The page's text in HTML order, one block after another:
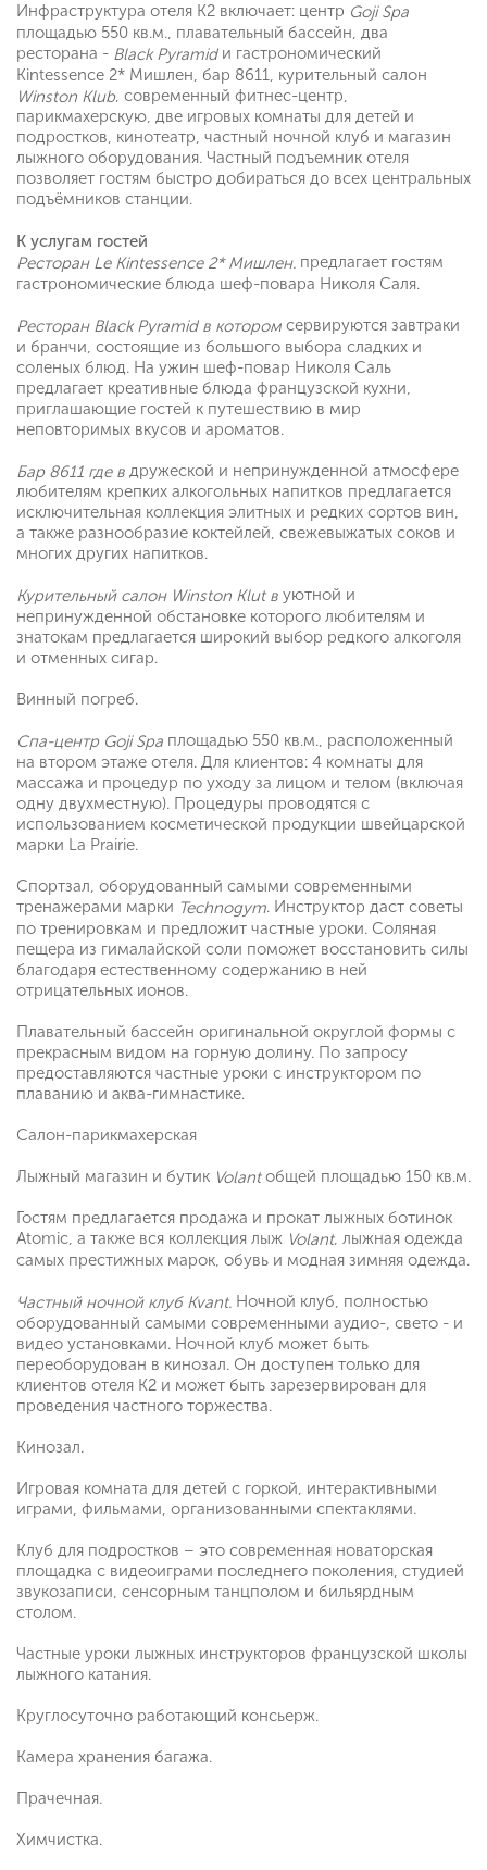
Инфраструктура отеля K2 включает: центр Goji Spa
площадью 550 кв.м., плавательный бассейн, два
ресторана - Black Pyramidи гастрономический
Kintessence 2* Мишлен, бар 8611, курительный салон
Winston Klub, современный фитнес-центр,
парикмахерскую, две игровых комнаты для детей и
подростков, кинотеатр, частный ночной клуб и магазин
лыжного оборудования. Частный подъемник отеля
позволяет гостям быстро добираться до всех центральных
подъёмников станции.
К услугам гостей
Ресторан Le Kintessence 2* Мишлен. предлагает гостям
гастрономические блюда шеф-повара Николя Саля.
Ресторан Black Pyramid в котором сервируются завтраки
и бранчи, состоящие из большого выбора сладких и
соленых блюд. На ужин шеф-повар Николя Саль
предлагает креативные блюда французской кухни,
приглашающие гостей к путешествию в мир
неповторимых вкусов и ароматов.
Бар 8611 где в дружеской и непринужденной атмосфере
любителям крепких алкогольных напитков предлагается
исключительная коллекция элитных и редких сортов вин,
а также разнообразие коктейлей, свежевыжатых соков и
многих других напитков.
Курительный салон Winston Klut в уютной и
непринужденной обстановке которого любителям и
знатокам предлагается широкий выбор редкого алкоголя
и отменных сигар.
Винный погреб.
Спа-центр Goji Spa площадью 550 кв.м., расположенный
на втором этаже отеля. Для клиентов: 4 комнаты для
массажа и процедур по уходу за лицом и телом (включая
одну двухместную). Процедуры проводятся с
использованием косметической продукции швейцарской
марки La Prairie.
Спортзал, оборудованный самыми современными
тренажерами марки Technogym. Инструктор даст советы
по тренировкам и предложит частные уроки. Соляная
пещера из гималайской соли поможет восстановить силы
благодаря естественному содержанию в ней
отрицательных ионов.
Плавательный бассейн оригинальной округлой формы с
прекрасным видом на горную долину. По запросу
предоставляются частные уроки с инструктором по
плаванию и аква-гимнастике.
Салон-парикмахерская
Лыжный магазин и бутик Volantобщей площадью 150 кв.м.
Гостям предлагается продажа и прокат лыжных ботинок
Atomic, а также вся коллекция лыж Volant, лыжная одежда
самых престижных марок, обувь и модная зимняя одежда.
Частный ночной клуб Kvant. Ночной клуб, полностью
оборудованный самыми современными аудио-, свето - и
видео установками. Ночной клуб может быть
переоборудован в кинозал. Он доступен только для
клиентов отеля К2 и может быть зарезервирован для
проведения частного торжества.
Кинозал.
Игровая комната для детей с горкой, интерактивными
играми, фильмами, организованными спектаклями.
Клуб для подростков – это современная новаторская
площадка с видеоиграми последнего поколения, студией
звукозаписи, сенсорным танцполом и бильярдным
столом.
Частные уроки лыжных инструкторов французской школы
лыжного катания.
Круглосуточно работающий консьерж.
Камера хранения багажа.
Прачечная.
Химчистка.